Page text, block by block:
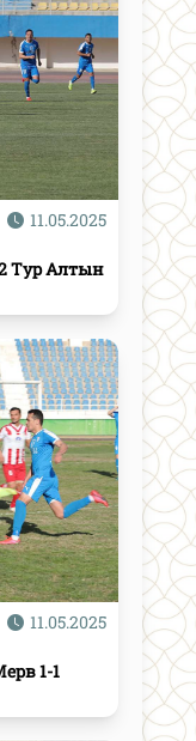
11.05.2025
Тур Алтын
11.05.2025
1-1